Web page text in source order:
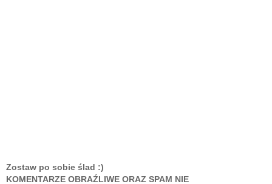
Zostaw po sobie ślad :)
KOMENTARZE OBRAŹLIWE ORAZ SPAM NIE